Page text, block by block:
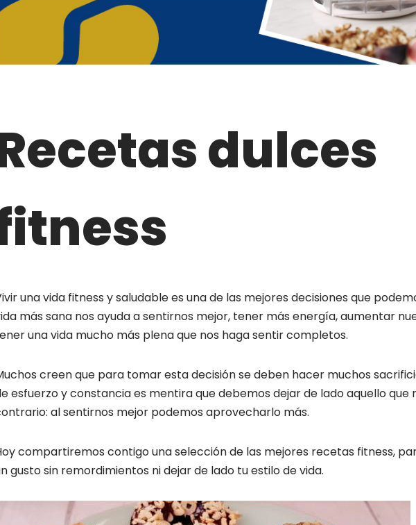
dulces
una vida fitness y saludable es una de las mejores decisiones que
más sana nos ayuda a sentirnos mejor, tener más energía, aumentar
una vida mucho más plena que nos haga sentir completos.
creen que para tomar esta decisión se deben hacer muchos
esfuerzo y constancia es mentira que debemos dejar de lado aquello que
al sentirnos mejor podemos aprovecharlo más.
compartiremos contigo una selección de las mejores recetas fitness,
gusto sin remordimientos ni dejar de lado tu estilo de vida.